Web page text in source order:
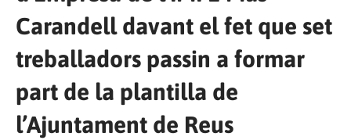
Carandell davant el fet que set
treballadors passin a formar
part de la plantilla de
l’Ajuntament de Reus